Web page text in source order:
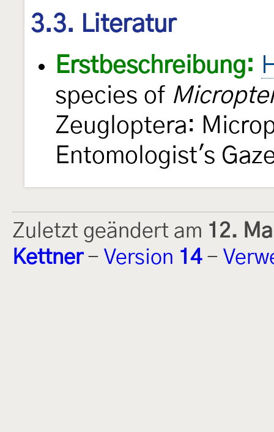
3.3. Literatur
Erstbeschreibung:
species of
Zeugloptera:
Entomologist's
Zuletzt geändert am 12.
Kettner- Version 14-